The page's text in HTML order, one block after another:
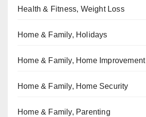
Health & Fitness, Weight Loss
Home & Family, Holidays
Home & Family, Home Improvement
Home & Family, Home Security
Home & Family, Parenting